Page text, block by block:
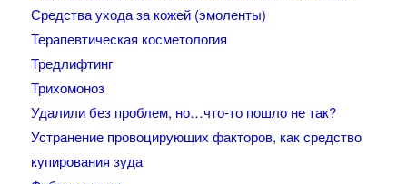
Средства ухода за кожей (эмоленты)
Терапевтическая косметология
Тредлифтинг
Трихомоноз
Удалили без проблем, но…что-то пошло не так?
Устранение провоцирующих факторов, как средство
купирования зуда